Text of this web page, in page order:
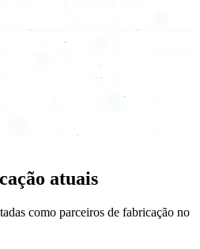
atuais
como parceiros de fabricação no